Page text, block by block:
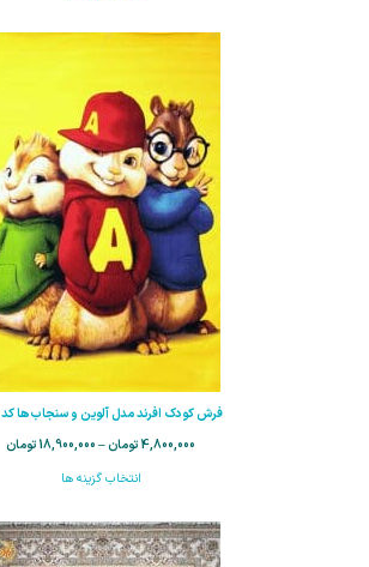
فرش کودک افرند مدل آلوین و سنجاب‌ها کد 140
4,800,000تومان–
18,900,000تومان
انتخاب گزینه ها